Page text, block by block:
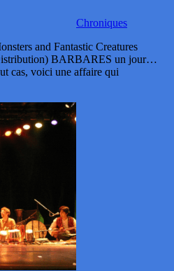
Chroniques
and Fantastic Creatures
BARBARES un jour…
cas, voici une affaire qui